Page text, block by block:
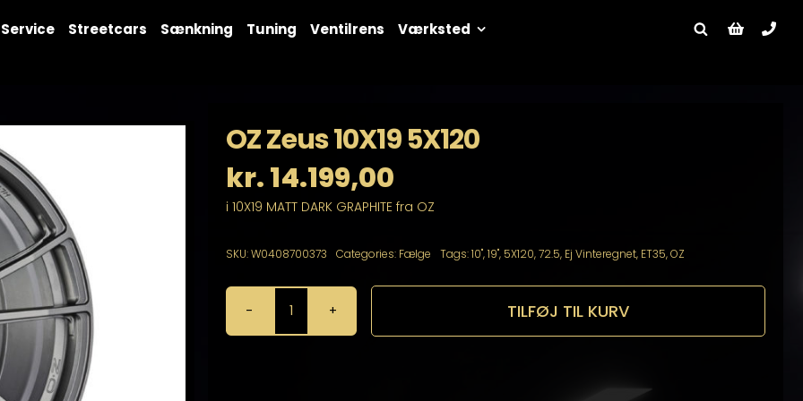
Service Streetcars Sænkning Tuning Ventilrens Værksted
OZ Zeus 10X19 5X120
kr.14.199,00
i 10X19 MATT DARK GRAPHITE fra OZ
SKU:W0408700373 Categories: Fælge Tags:10",19", 5X120,72.5, Ej Vinteregnet, ET35,OZ
OZ
Zeus
TILFØJ TIL KURV